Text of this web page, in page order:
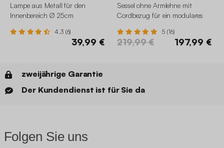
Lampe aus Metall für den
Innenbereich Ø 25cm
4.3 (6)
39,99 €
Sessel ohne Armlehne mit
Cordbezug für ein modulares
5 (16)
219,99 € 197,99 €
zweijährige Garantie
Der Kundendienst ist für Sie da
Folgen Sie uns